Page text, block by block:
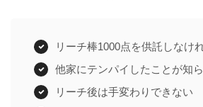
リーチ棒1000点を供託しなけ
他家にテンパイしたことが知
リーチ後は手変わりできない